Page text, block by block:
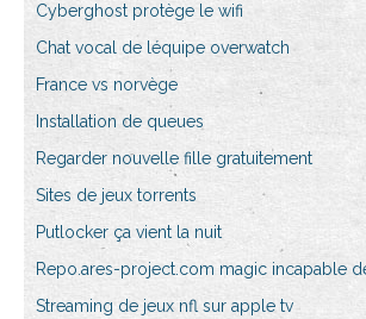
Cyberghost protège le wifi
Chat vocal de léquipe overwatch
France vs norvège
Installation de queues
Regarder nouvelle fille gratuitement
Sites de jeux torrents
Putlocker ça vient la nuit
Repo.ares-project.com magic incapable
Streaming de jeux nfl sur apple tv